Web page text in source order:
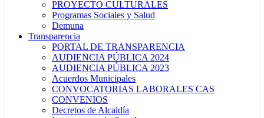
PROYECTO CULTURALES
Programas Sociales y Salud
Demuna
Transparencia
PORTAL DE TRANSPARENCIA
AUDIENCIA PÚBLICA 2024
AUDIENCIA PÚBLICA 2023
Acuerdos Municipales
CONVOCATORIAS LABORALES CAS
CONVENIOS
Decretos de Alcaldía